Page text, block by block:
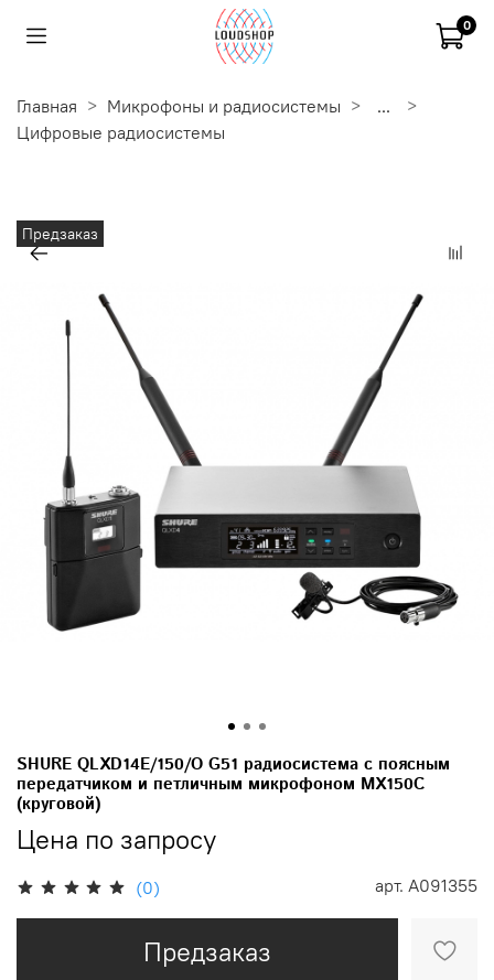
0
Главная Микрофоны и радиосистемы
...
Цифровые радиосистемы
Предзаказ
(0) арт. A091355
SHURE QLXD14E/150/O G51 радиосистема с поясным
передатчиком и петличным микрофоном MX150C
(круговой)
Цена по запросу
Предзаказ